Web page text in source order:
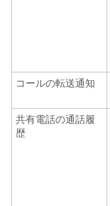
コールの転送通知
共有電話の通話履
歴